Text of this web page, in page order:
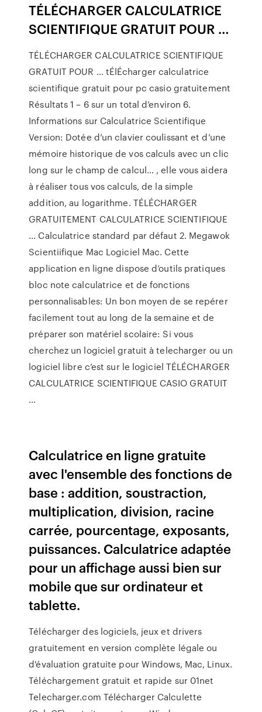
TÉLÉCHARGER CALCULATRICE
SCIENTIFIQUE GRATUIT POUR …
TÉLÉCHARGER CALCULATRICE SCIENTIFIQUE
GRATUIT POUR … tÉlÉcharger calculatrice
scientifique gratuit pour pc casio gratuitement
Résultats 1 – 6 sur un total d’environ 6.
Informations sur Calculatrice Scientifique
Version: Dotée d’un clavier coulissant et d’une
mémoire historique de vos calculs avec un clic
long sur le champ de calcul… , elle vous aidera
à réaliser tous vos calculs, de la simple
addition, au logarithme. TÉLÉCHARGER
GRATUITEMENT CALCULATRICE SCIENTIFIQUE
… Calculatrice standard par défaut 2. Megawok
Scientiifique Mac Logiciel Mac. Cette
application en ligne dispose d’outils pratiques
bloc note calculatrice et de fonctions
personnalisables: Un bon moyen de se repérer
facilement tout au long de la semaine et de
préparer son matériel scolaire: Si vous
cherchez un logiciel gratuit à telecharger ou un
logiciel libre c’est sur le logiciel TÉLÉCHARGER
CALCULATRICE SCIENTIFIQUE CASIO GRATUIT
…
Calculatrice en ligne gratuite
avec l'ensemble des fonctions de
base : addition, soustraction,
multiplication, division, racine
carrée, pourcentage, exposants,
puissances. Calculatrice adaptée
pour un affichage aussi bien sur
mobile que sur ordinateur et
tablette.
Télécharger des logiciels, jeux et drivers
gratuitement en version complète légale ou
d'évaluation gratuite pour Windows, Mac, Linux.
Téléchargement gratuit et rapide sur 01net
Telecharger.com Télécharger Calculette